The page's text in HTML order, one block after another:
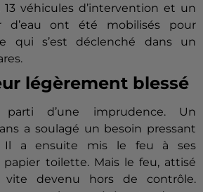
13 véhicules d’intervention et un
d’eau ont été mobilisés pour
qui s’est déclenché dans un
légèrement blessé
d’une imprudence. Un
a soulagé un besoin pressant
Il a ensuite mis le feu à ses
toilette. Mais le feu, attisé
devenu hors de contrôle.